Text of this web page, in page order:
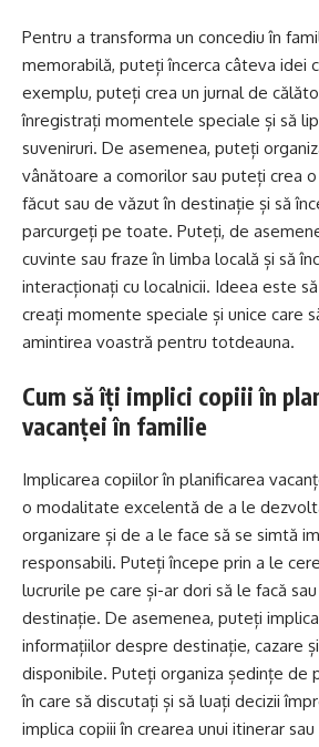
Pentru a transforma un concediu în
memorabilă, puteți încerca câteva idei
exemplu, puteți crea un jurnal de
înregistrați momentele speciale și să
suveniruri. De asemenea, puteți
vânătoare a comorilor sau puteți crea
făcut sau de văzut în destinație și să
parcurgeți pe toate. Puteți, de
cuvinte sau fraze în limba locală și să
interacționați cu localnicii. Ideea este
creați momente speciale și unice care
amintirea voastră pentru totdeauna.
Cum să îți implici copiii în
vacanței în familie
Implicarea copiilor în planificarea
o modalitate excelentă de a le
organizare și de a le face să se simtă
responsabili. Puteți începe prin a le
lucrurile pe care și-ar dori să le facă
destinație. De asemenea, puteți
informațiilor despre destinație, cazare
disponibile. Puteți organiza ședințe de
în care să discutați și să luați decizii
implica copiii în crearea unui itinerar